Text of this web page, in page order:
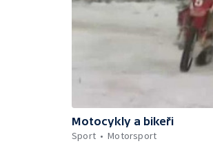
Motocykly a bikeři
Sport
Motorsport